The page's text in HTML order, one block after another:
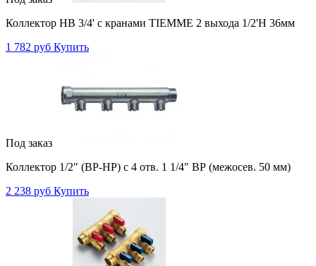
Коллектор НВ 3/4' с кранами TIEMME 2 выхода 1/2'Н 36мм
1 782 руб Купить
Под заказ
Коллектор 1/2" (ВР-НР) с 4 отв. 1 1/4" ВР (межосев. 50 мм)
2 238 руб Купить